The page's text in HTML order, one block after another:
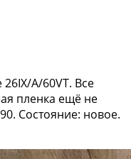
A/60VT. Все
пленка ещё не
Состояние: новое.